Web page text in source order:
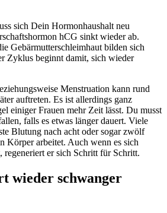
sich Dein Hormonhaushalt neu
hCG sinkt wieder ab.
Gebärmutterschleimhaut bilden sich
Zyklus beginnt damit, sich wieder
Menstruation kann rund
auftreten. Es ist allerdings ganz
einiger Frauen mehr Zeit lässt. Du musst
falls es etwas länger dauert. Viele
Blutung nach acht oder sogar zwölf
Körper arbeitet. Auch wenn es sich
er sich Schritt für Schritt.
wieder schwanger